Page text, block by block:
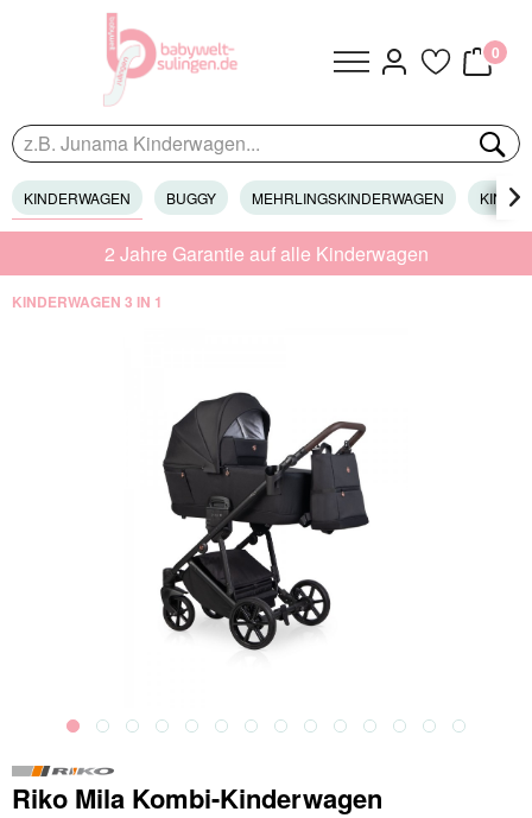
0
KINDERWAGEN BUGGY MEHRLINGSKINDERWAGEN 
2 Jahre Garantie auf alle Kinderwagen
KINDERWAGEN 3 IN 1
Riko Mila Kombi-Kinderwagen